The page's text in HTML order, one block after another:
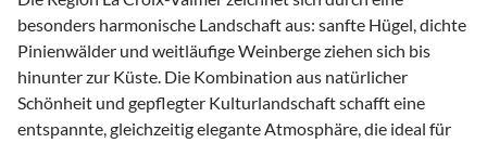
besonders harmonische Landschaft aus: sanfte Hügel, dichte
Pinienwälder und weitläufige Weinberge ziehen sich bis
hinunter zur Küste. Die Kombination aus natürlicher
Schönheit und gepflegter Kulturlandschaft schafft eine
entspannte, gleichzeitig elegante Atmosphäre, die ideal für